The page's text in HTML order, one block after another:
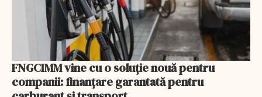
FNGCIMM vine cu o soluție nouă pentru
companii: finanțare garantată pentru